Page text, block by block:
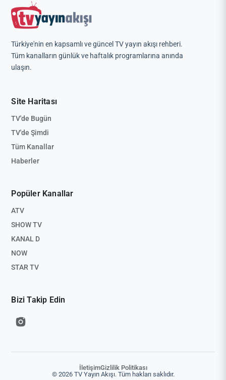
Türkiye'nin en kapsamlı ve güncel TV yayın akışı rehberi.
Tüm kanalların günlük ve haftalık programlarına anında
ulaşın.
Site Haritası
TV'de Bugün
TV'de Şimdi
Tüm Kanallar
Haberler
Popüler Kanallar
ATV
SHOW TV
KANAL D
NOW
STAR TV
Bizi Takip Edin
© 2026 TV Yayın Akışı. Tüm hakları saklıdır.
İletişimGizlilik Politikası